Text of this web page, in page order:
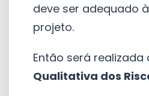
deve ser adequado
projeto.
Então será realizada
Qualitativa dos